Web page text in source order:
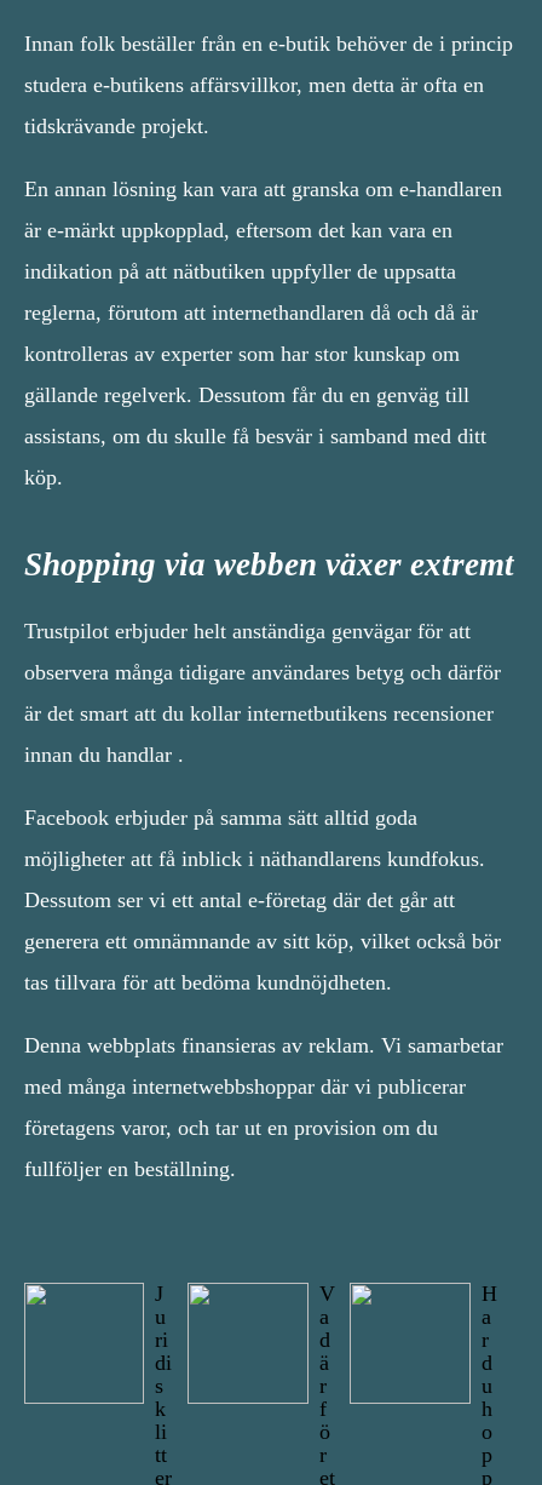
Innan folk beställer från en e-butik behöver de i princip
studera e-butikens affärsvillkor, men detta är ofta en
tidskrävande projekt.
En annan lösning kan vara att granska om e-handlaren
är e-märkt uppkopplad, eftersom det kan vara en
indikation på att nätbutiken uppfyller de uppsatta
reglerna, förutom att internethandlaren då och då är
kontrolleras av experter som har stor kunskap om
gällande regelverk. Dessutom får du en genväg till
assistans, om du skulle få besvär i samband med ditt
köp.
Shopping via webben växer extremt
Trustpilot erbjuder helt anständiga genvägar för att
observera många tidigare användares betyg och därför
är det smart att du kollar internetbutikens recensioner
innan du handlar .
Facebook erbjuder på samma sätt alltid goda
möjligheter att få inblick i näthandlarens kundfokus.
Dessutom ser vi ett antal e-företag där det går att
generera ett omnämnande av sitt köp, vilket också bör
tas tillvara för att bedöma kundnöjdheten.
Denna webbplats finansieras av reklam. Vi samarbetar
med många internetwebbshoppar där vi publicerar
företagens varor, och tar ut en provision om du
fullföljer en beställning.
J
u
ri
di
s
k
li
tt
er
V
a
d
ä
r
f
ö
r
et
H
a
r
d
u
h
o
p
p